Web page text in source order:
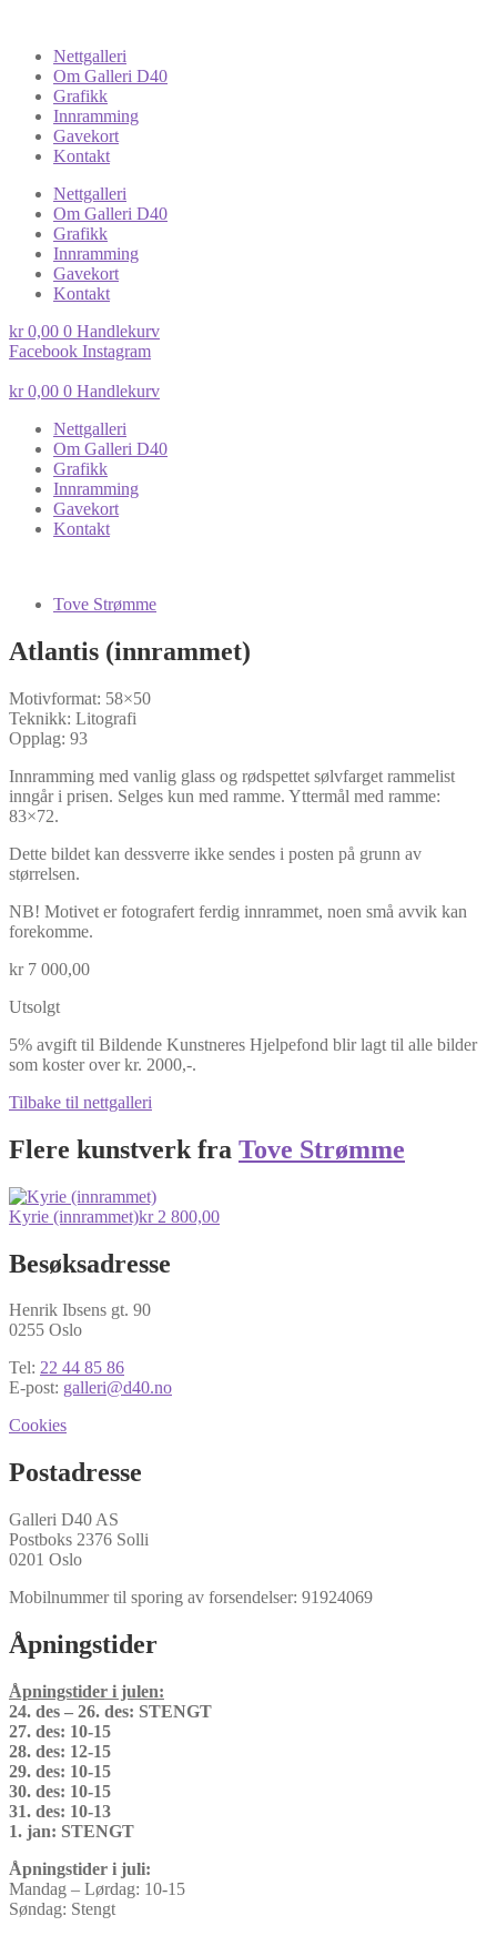
Nettgalleri
Om Galleri D40
Grafikk
Innramming
Gavekort
Kontakt
Nettgalleri
Om Galleri D40
Grafikk
Innramming
Gavekort
Kontakt
kr0,00 0 Handlekurv
Facebook Instagram
kr0,00 0 Handlekurv
Nettgalleri
Om Galleri D40
Grafikk
Innramming
Gavekort
Kontakt
Tove Strømme
Atlantis (innrammet)
Motivformat: 58×50
Teknikk: Litografi
Opplag: 93
Innramming med vanlig glass og rødspettet sølvfarget rammelist
inngår i prisen. Selges kun med ramme. Yttermål med ramme:
83×72.
Dette bildet kan dessverre ikke sendes i posten på grunn av
størrelsen.
NB! Motivet er fotografert ferdig innrammet, noen små avvik kan
forekomme.
kr7 000,00
Utsolgt
5% avgift til Bildende Kunstneres Hjelpefond blir lagt til alle bilder
som koster over kr. 2000,-.
Tilbake til nettgalleri
Flere kunstverk fra Tove Strømme
Kyrie (innrammet)kr2 800,00
Besøksadresse
Henrik Ibsens gt. 90
0255 Oslo
Tel: 22 44 85 86
E-post: galleri@d40.no
Cookies
Postadresse
Galleri D40 AS
Postboks 2376 Solli
0201 Oslo
Mobilnummer til sporing av forsendelser: 91924069
Åpningstider
Åpningstider i julen:
24. des – 26. des: STENGT
27. des: 10-15
28. des: 12-15
29. des: 10-15
30. des: 10-15
31. des: 10-13
1. jan: STENGT
Åpningstider i juli:
Mandag – Lørdag: 10-15
Søndag: Stengt